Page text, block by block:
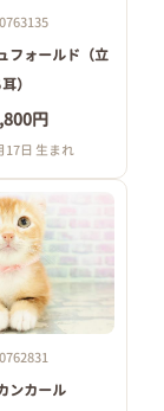
フォールド（立
）
円
17日 生まれ
ンカール